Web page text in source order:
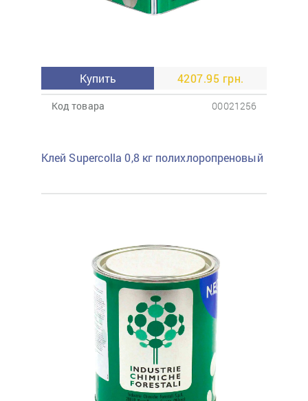
Купить 4207.95 грн.
Код товара 00021256
Клей Supercolla 0,8 кг полихлоропреновый